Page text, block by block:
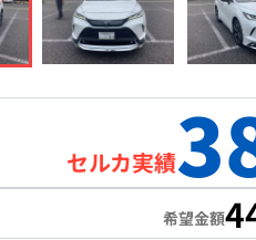
セルカ実績
希望金額